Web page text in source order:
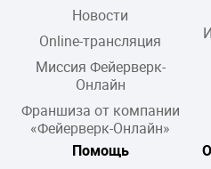
Новости
Online-трансляция
Миссия Фейерверк-
Онлайн
Франшиза от компании
«Фейерверк-Онлайн»
Помощь